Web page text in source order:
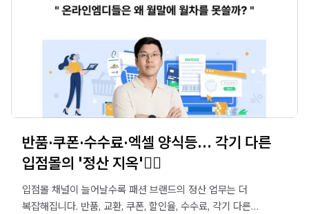
반품·쿠폰·수수료·엑셀 양식등… 각기 다른
입점몰의 '정산 지옥'😵‍💫
입점몰 채널이 늘어날수록 패션 브랜드의 정산 업무는 더
복잡해집니다. 반품, 교환, 쿠폰, 할인율, 수수료, 각기 다른